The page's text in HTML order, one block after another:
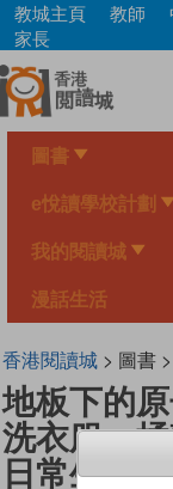
Skip
main
content
教城主頁 教師
家長
圖書
e悅讀學校計劃
我的閱讀城
漫話生活
香港閱讀城> 圖書 >
地板下的
洗衣服、
日常生活